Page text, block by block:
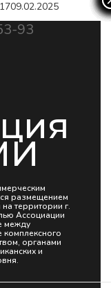
93
09.02.2025
размещением
территории г.
Ассоциации
между
органами
и